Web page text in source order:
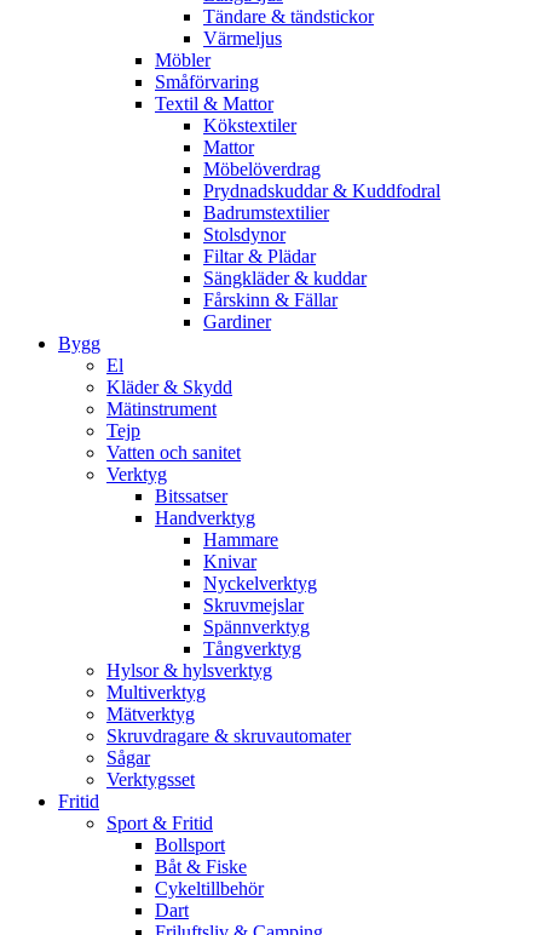
Tändare & tändstickor
Värmeljus
Möbler
Småförvaring
Textil & Mattor
Kökstextiler
Mattor
Möbelöverdrag
Prydnadskuddar & Kuddfodral
Badrumstextilier
Stolsdynor
Filtar & Plädar
Sängkläder & kuddar
Fårskinn & Fällar
Gardiner
Bygg
El
Kläder & Skydd
Mätinstrument
Tejp
Vatten och sanitet
Verktyg
Bitssatser
Handverktyg
Hammare
Knivar
Nyckelverktyg
Skruvmejslar
Spännverktyg
Tångverktyg
Hylsor & hylsverktyg
Multiverktyg
Mätverktyg
Skruvdragare & skruvautomater
Sågar
Verktygsset
Fritid
Sport & Fritid
Bollsport
Båt & Fiske
Cykeltillbehör
Dart